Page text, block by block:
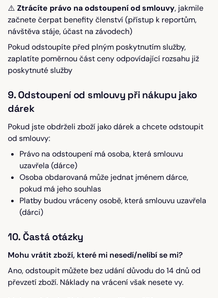
⚠️ Ztrácíte právo na odstoupení od smlouvy, jakmile
začnete čerpat benefity členství (přístup k reportům,
návštěva stáje, účast na závodech)
Pokud odstoupíte před plným poskytnutím služby,
zaplatíte poměrnou část ceny odpovídající rozsahu již
poskytnuté služby
9. Odstoupení od smlouvy při nákupu jako
dárek
Pokud jste obdrželi zboží jako dárek a chcete odstoupit
od smlouvy:
Právo na odstoupení má osoba, která smlouvu
uzavřela (dárce)
Osoba obdarovaná může jednat jménem dárce,
pokud má jeho souhlas
Platby budou vráceny osobě, která smlouvu uzavřela
(dárci)
10. Častá otázky
Mohu vrátit zboží, které mi nesedí/nelíbí se mi?
Ano, odstoupit můžete bez udání důvodu do 14 dnů od
převzetí zboží. Náklady na vrácení však nesete vy.